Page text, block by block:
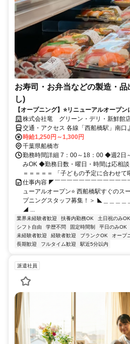
お寿司・お弁当などの製造・
し)
【オープニング】⭐リニューアルオープ
株式会社竜 グリーン・デリ・新鮮館
交通・アクセス 各線「西船橋駅」南口
時給1,250円～1,300円
千葉県船橋市
勤務時間詳細 7：00～18：00 ◆週2日
みOK ◆勤務日数・曜日・時間は応相
＝＝＝＝＝ 「子どもの予定に合わせて
仕事内容 ◤￣￣￣￣￣￣￣￣￣￣￣￣
ューアルオープン⭐ 西船橋駅すぐのス
プニングスタッフ募集！＞ ◣＿＿＿＿
◢ ...
業界未経験者歓迎 扶養内勤務OK 土日祝のみOK
シフト自由
学歴不問 固定時間制 平日のみOK
未経験者歓迎
経験者歓迎 ブランクOK オープ
長期歓迎
フルタイム歓迎 駅近5分以内
派遣社員